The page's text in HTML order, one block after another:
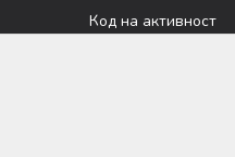
Код на активност